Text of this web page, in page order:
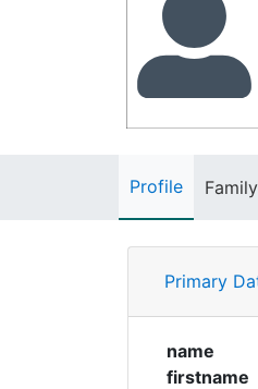
Profile Family
Primary
name
firstname